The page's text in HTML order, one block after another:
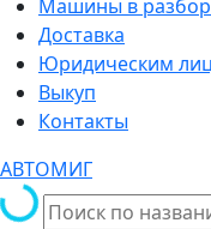
Машины в
Доставка
Юридическим
Выкуп
Контакты
АВТОМИГ